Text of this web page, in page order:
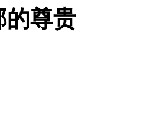
的尊贵